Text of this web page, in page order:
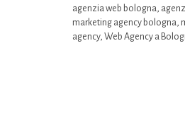
agenzia web bologna ,
marketing agency bologna ,
agency, Web Agency a